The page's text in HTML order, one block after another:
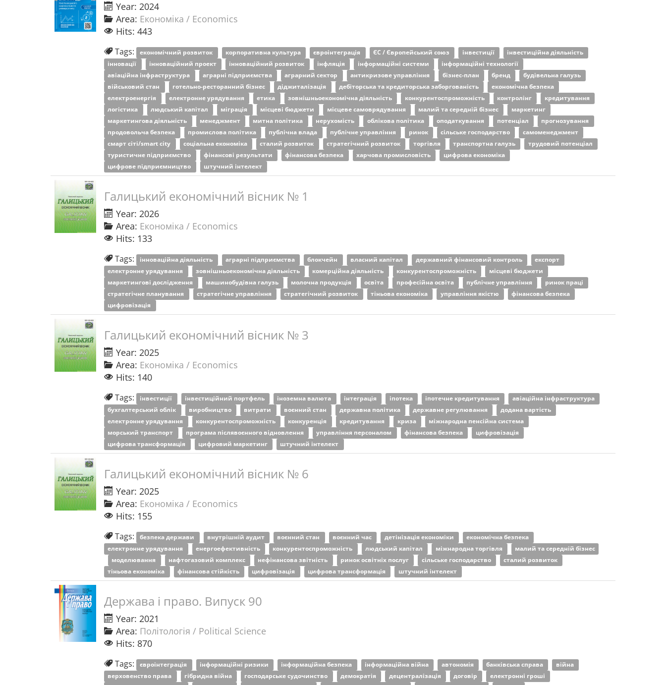
Year: 2024
Area: Економіка / Economics
Hits: 443
Tags: економічний розвиток корпоративна культура євроінтеграція ЄС / Європейський союз інвестиції
інвестиційна діяльність
інновації
інноваційний проект інноваційний розвиток інфляція інформаційні системи
інформаційні технології
авіаційна інфраструктура
аграрні підприємства аграрний сектор антикризове управління бізнес-план бренд
будівельна галузь
військовий стан
готельно-ресторанний бізнес діджиталізація дебіторська та кредиторська заборгованість
економічна безпека
електроенергія
електронне урядування етика зовнішньоекономічна діяльність конкурентоспроможність контролінг
кредитування
логістика
людський капітал міграція місцеві бюджети місцеве самоврядування малий та середній бізнес
маркетинг
маркетингова діяльність
менеджмент митна політика нерухомість облікова політика оподаткування потенціал
прогнозування
продовольча безпека
промислова політика публічна влада публічне управління ринок сільське господарство
самоменеджмент
смарт сіті/smart city
соціальна економіка сталий розвиток стратегічний розвиток торгівля транспортна галузь
трудовий потенціал
туристичне підприємство
фінансові результати фінансова безпека харчова промисловість
цифрова економіка
цифрове підприємництво
штучний інтелект
Галицький економічний вісник № 1
Year: 2026
Area: Економіка / Economics
Hits: 133
Tags: інноваційна діяльність аграрні підприємства блокчейн власний капітал державний фінансовий контроль
експорт
електронне урядування
зовнішньоекономічна діяльність комерційна діяльність конкурентоспроможність
місцеві бюджети
маркетингові дослідження
машинобудівна галузь молочна продукція освіта професійна освіта публічне управління
ринок праці
стратегічне планування
стратегічне управління стратегічний розвиток тіньова економіка управління якістю
фінансова безпека
цифровізація
Галицький економічний вісник № 3
Year: 2025
Area: Економіка / Economics
Hits: 140
Tags: інвестиції інвестиційний портфель іноземна валюта інтеграція іпотека іпотечне кредитування
авіаційна інфраструктура
бухгалтерський облік
виробництво витрати воєнний стан державна політика державне регулювання
додана вартість
електронне урядування
конкурентоспроможність конкуренція кредитування криза
міжнародна пенсійна система
морський транспорт
програма післявоєнного відновлення управління персоналом фінансова безпека
цифровізація
цифрова трансформація
цифровий маркетинг штучний інтелект
Галицький економічний вісник № 6
Year: 2025
Area: Економіка / Economics
Hits: 155
Tags: безпека держави внутрішній аудит воєнний стан воєнний час детінізація економіки
економічна безпека
електронне урядування
енергоефективність конкурентоспроможність людський капітал міжнародна торгівля
малий та середній бізнес
моделювання
нафтогазовий комплекс нефінансова звітність ринок освітніх послуг сільське господарство
сталий розвиток
тіньова економіка
фінансова стійкість цифровізація цифрова трансформація штучний інтелект
Держава і право. Випуск 90
Year: 2021
Area: Політологія / Political Science
Hits: 870
Tags: євроінтеграція інформаційні ризики інформаційна безпека інформаційна війна автономія банківська справа
війна
верховенство права
гібридна війна господарське судочинство демократія децентралізація договір
електронні гроші